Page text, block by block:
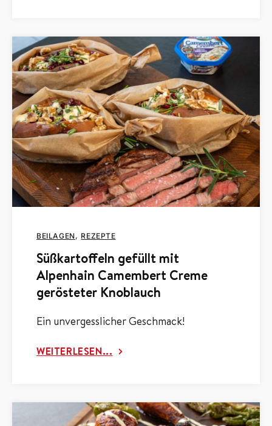
BEILAGEN REZEPTE
Süßkartoffeln gefüllt mit
Alpenhain Camembert Creme
gerösteter Knoblauch
Ein unvergesslicher Geschmack!
WEITERLESEN...